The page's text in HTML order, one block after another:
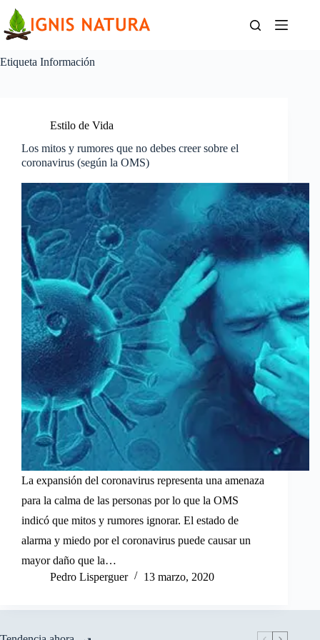
contenido
Etiqueta Información
Estilo de Vida
Los mitos y rumores que no debes creer sobre el
coronavirus (según la OMS)
La expansión del coronavirus representa una amenaza
para la calma de las personas por lo que la OMS
indicó que mitos y rumores ignorar. El estado de
alarma y miedo por el coronavirus puede causar un
mayor daño que la…
Pedro Lisperguer
13 marzo, 2020